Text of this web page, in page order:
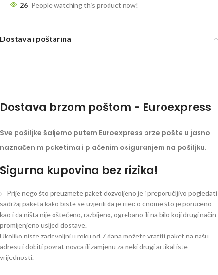
26 People watching this product now!
Dostava i poštarina
Dostava brzom poštom - Euroexpress
Sve pošiljke šaljemo putem Euroexpress brze pošte u jasno
naznačenim paketima i plaćenim osiguranjem na pošiljku.
Sigurna kupovina bez rizika!
Prije nego što preuzmete paket dozvoljeno je i preporučljivo pogledati
sadržaj paketa kako biste se uvjerili da je riječ o onome što je poručeno
kao i da ništa nije oštećeno, razbijeno, ogrebano ili na bilo koji drugi način
promijenjeno usljed dostave.
Ukoliko niste zadovoljni u roku od 7 dana možete vratiti paket na našu
adresu i dobiti povrat novca ili zamjenu za neki drugi artikal iste
vrijednosti.